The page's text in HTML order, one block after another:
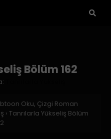
Bölüm 162
Oku, Çizgi Roman
› Tanrılarla Yükseliş Bölüm